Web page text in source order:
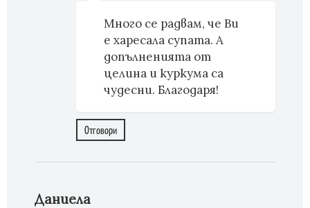
Много се радвам, че Ви
е харесала супата. А
допълненията от
целина и куркума са
чудесни. Благодаря!
Отговори
Даниела